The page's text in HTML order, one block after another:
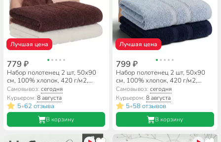
Лучшая цена
779 ₽
Набор полотенец 2 шт, 50х90
см, 100% хлопок, 420 г/м2,
Silvano, Агат, молочный,
шоколадный, Узбекистан
Самовывоз:сегодня
Курьером:8 августа
5•62 отзыва
В корзину
Лучшая цена
799 ₽
Набор полотенец 2 шт, 50х90
см, 100% хлопок, 420 г/м2,
Silvano, Агат, темно-
фиолетовый, серый, Узбекистан
Самовывоз: сегодня
Курьером: 8 августа
5•58 отзывов
В корзину